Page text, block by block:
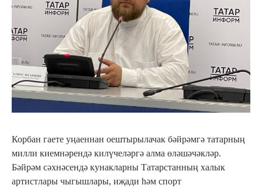
Корбан гаете уңаеннан оештырылачак бәйрәмгә татарның
милли киемнәрендә килүчеләргә алма өләшәчәкләр.
Бәйрәм сәхнәсендә кунакларны Татарстанның халык
артистлары чыгышлары, иҗади һәм спорт